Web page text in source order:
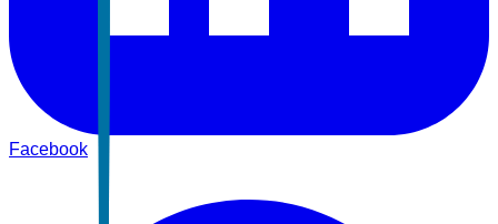
Facebook